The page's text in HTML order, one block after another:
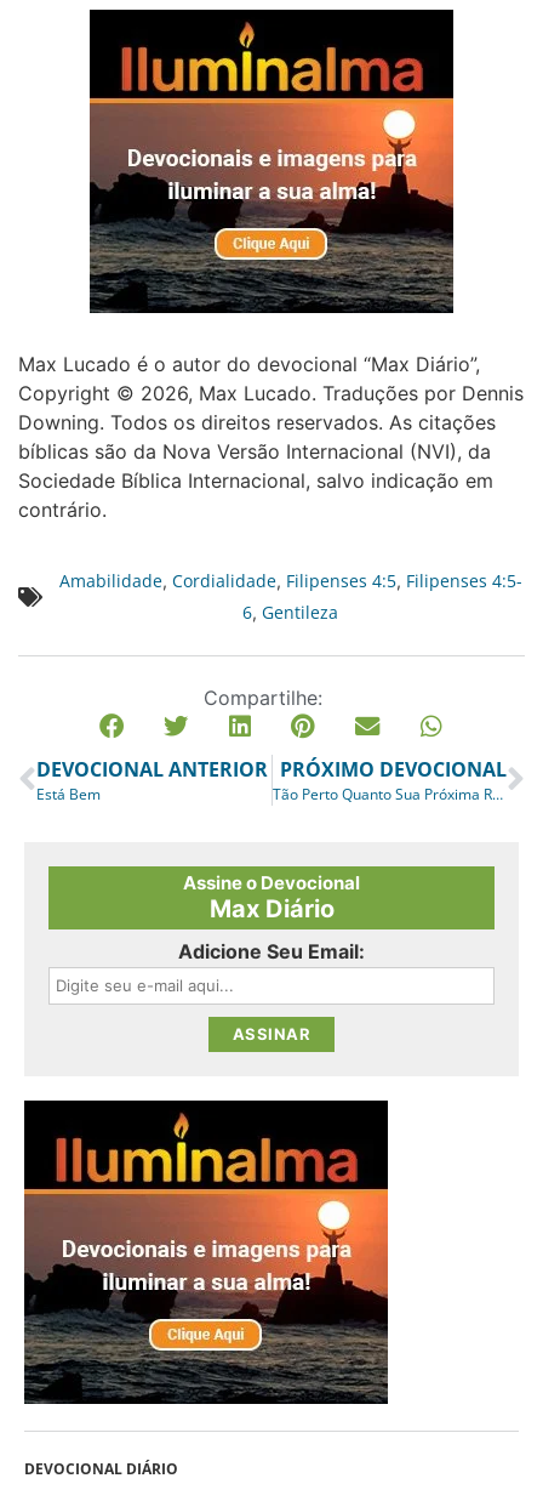
Max Lucado é o autor do devocional “Max Diário”,
Copyright © 2026, Max Lucado. Traduções por Dennis
Downing. Todos os direitos reservados. As citações
bíblicas são da Nova Versão Internacional (NVI), da
Sociedade Bíblica Internacional, salvo indicação em
contrário.
Amabilidade, Cordialidade, Filipenses 4:5, Filipenses 4:5-
6, Gentileza
Compartilhe:
DEVOCIONAL ANTERIOR
Está Bem
PRÓXIMO DEVOCIONAL
Tão Perto Quanto Sua Próxima Respiração
Assine o Devocional
Max Diário
Adicione Seu Email:
DEVOCIONAL DIÁRIO